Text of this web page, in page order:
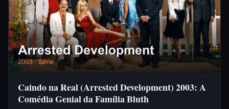
Caindo na Real (Arrested Development) 2003: A
Comédia Genial da Família Bluth